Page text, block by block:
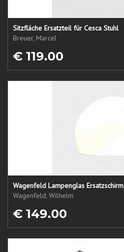
Sitzfläche Ersatzteil für Cesca Stuhl
Breuer, Marcel
€ 119.00
Wagenfeld Lampenglas Ersatzschirm
Wagenfeld, Wilhelm
€ 149.00